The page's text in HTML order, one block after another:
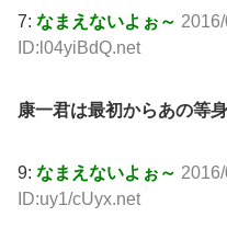
7: なまえないよぉ～
ID:l04yiBdQ.net
康一君は最初からあの等
9: なまえないよぉ～
ID:uy1/cUyx.net